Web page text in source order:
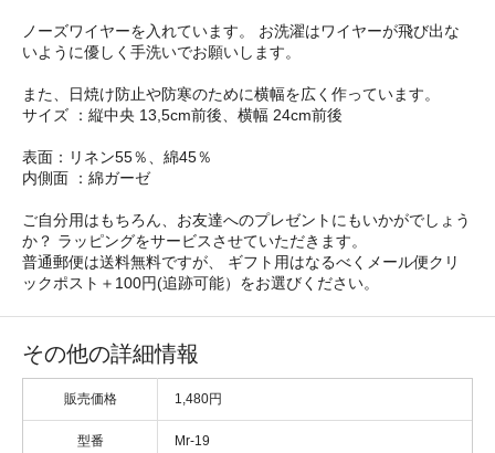
ノーズワイヤーを入れています。 お洗濯はワイヤーが飛び出な
いように優しく手洗いでお願いします。
また、日焼け防止や防寒のために横幅を広く作っています。
サイズ ：縦中央 13,5cm前後、横幅 24cm前後
表面：リネン55％、綿45％
内側面 ：綿ガーゼ
ご自分用はもちろん、お友達へのプレゼントにもいかがでしょう
か？ ラッピングをサービスさせていただきます。
普通郵便は送料無料ですが、 ギフト用はなるべくメール便クリ
ックポスト＋100円(追跡可能）をお選びください。
その他の詳細情報
販売価格 1,480円
型番 Mr-19